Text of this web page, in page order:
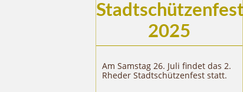
2025
Am Samstag 26. Juli findet das 2.
Rheder Stadtschützenfest statt.